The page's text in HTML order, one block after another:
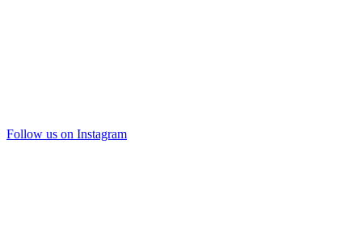
Follow us on Instagram